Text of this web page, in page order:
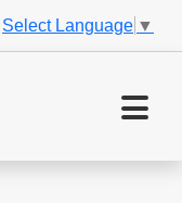
Select Language ▼